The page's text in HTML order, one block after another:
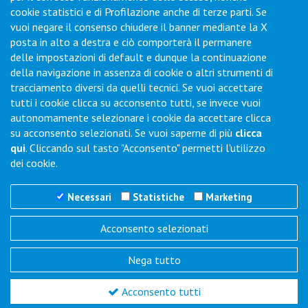
Contatti
Via Collodi, 1 - Loc. Chiano - 50028 Barberino Tavarnelle (FI) -
Italy
Tel.+39 0577-6501Fax+39 0577-650216
Commenti / Richieste
Trigano Servizi S.r.l.
REA N° SI 143123 - Cap. Soc. 100.000 i.v.
cookie statistici e di Profilazione anche di terze parti. Se
vuoi negare il consenso chiudere il banner mediante la X
posta in alto a destra e ciò comporterà il permanere
delle impostazioni di default e dunque la continuazione
della navigazione in assenza di cookie o altri strumenti di
tracciamento diversi da quelli tecnici. Se vuoi accettare
tutti i cookie clicca su acconsento tutti, se invece vuoi
autonomamente selezionare i cookie da accettare clicca
su acconsento selezionati. Se vuoi saperne di più clicca
qui. Cliccando sul tasto "Acconsento" permetti l'utilizzo
dei cookie.
Necessari Statistiche Marketing
Acconsento selezionati
Nega tutto
Acconsento tutti